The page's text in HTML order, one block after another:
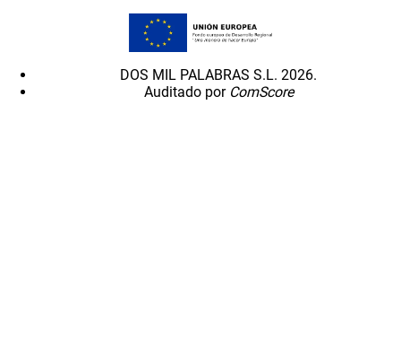
DOS MIL PALABRAS S.L. 2026.
Auditado por ComScore